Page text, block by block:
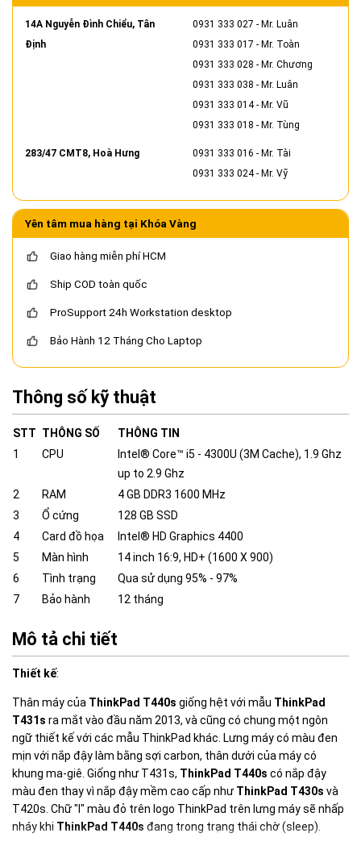
14A Nguyễn Đình Chiểu, Tân
Định
0931 333 027 - Mr. Luân
0931 333 017 - Mr. Toàn
0931 333 028 - Mr. Chương
0931 333 038 - Mr. Luân
0931 333 014- Mr. Vũ
0931 333 018 - Mr. Tùng
283/47 CMT8, Hoà Hưng 0931 333 016 - Mr. Tài
0931 333 024- Mr. Vỹ
Yên tâm mua hàng tại Khóa Vàng
Giao hàng miễn phí HCM
Ship COD toàn quốc
ProSupport 24h Workstation desktop
Bảo Hành 12 Tháng Cho Laptop
Thông số kỹ thuật
STT THÔNG SỐ
THÔNG TIN
1
CPU
Intel® Core™ i5 - 4300U (3M Cache), 1.9 Ghz
up to 2.9 Ghz
2
RAM
4 GB DDR3 1600 MHz
3
Ổ cứng
128 GB SSD
4
Card đồ họa
Intel® HD Graphics 4400
5
Màn hình
14 inch 16:9, HD+ (1600 X 900)
6
Tình trạng
Qua sử dụng 95% - 97%
7
Bảo hành 12 tháng
Mô tả chi tiết
Thiết kế:
Thân máy của ThinkPad T440s giống hệt với mẫu ThinkPad
T431s ra mắt vào đầu năm 2013, và cũng có chung một ngôn
ngữ thiết kế với các mẫu ThinkPad khác. Lưng máy có màu đen
mịn với nắp đậy làm bằng sợi carbon, thân dưới của máy có
khung ma-giê. Giống như T431s, ThinkPad T440s có nắp đậy
màu đen thay vì nắp đậy mềm cao cấp như ThinkPad T430s và
T420s. Chữ "I" màu đỏ trên logo ThinkPad trên lưng máy sẽ nhấp
nháy khi ThinkPad T440s đang trong trạng thái chờ (sleep).